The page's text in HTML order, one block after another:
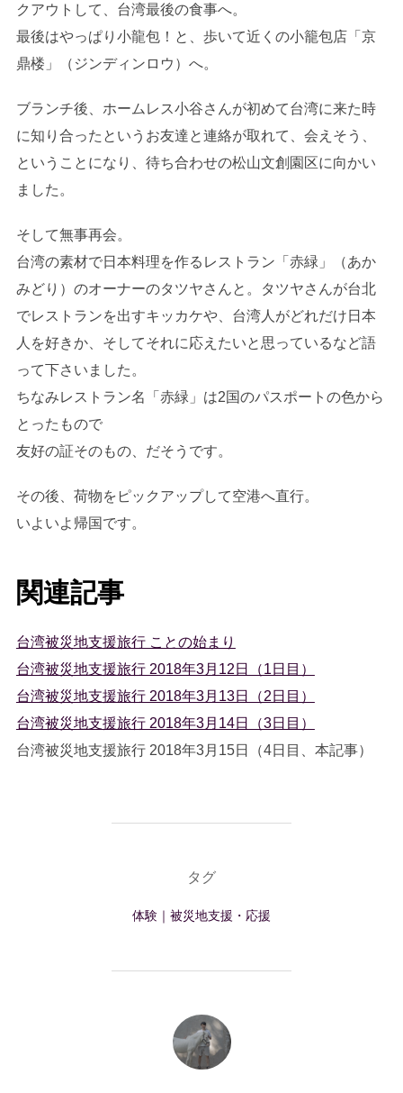
クアウトして、台湾最後の食事へ。
最後はやっぱり小龍包！と、歩いて近くの小籠包店「京
鼎楼」（ジンディンロウ）へ。
ブランチ後、ホームレス小谷さんが初めて台湾に来た時
に知り合ったというお友達と連絡が取れて、会えそう、
ということになり、待ち合わせの松山文創園区に向かい
ました。
そして無事再会。
台湾の素材で日本料理を作るレストラン「赤緑」（あか
みどり）のオーナーのタツヤさんと。タツヤさんが台北
でレストランを出すキッカケや、台湾人がどれだけ日本
人を好きか、そしてそれに応えたいと思っているなど語
って下さいました。
ちなみレストラン名「赤緑」は2国のパスポートの色から
とったもので
友好の証そのもの、だそうです。
その後、荷物をピックアップして空港へ直行。
いよいよ帰国です。
関連記事
台湾被災地支援旅行 ことの始まり
台湾被災地支援旅行 2018年3月12日（1日目）
台湾被災地支援旅行 2018年3月13日（2日目）
台湾被災地支援旅行 2018年3月14日（3日目）
台湾被災地支援旅行 2018年3月15日（4日目、本記事）
タグ
体験｜被災地支援・応援
投稿者